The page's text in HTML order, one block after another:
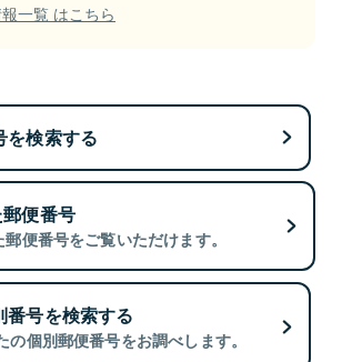
一覧 はこちら
を検索する
便番号
便番号をご覧いただけます。
番号を検索する
の個別郵便番号をお調べします。